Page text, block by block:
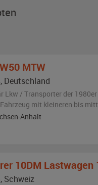
W50 MTW
, Deutschland
Lkw / Transporter der 1980er
mit kleineren bis
Anhalt
10DM Lastwagen
, Schweiz